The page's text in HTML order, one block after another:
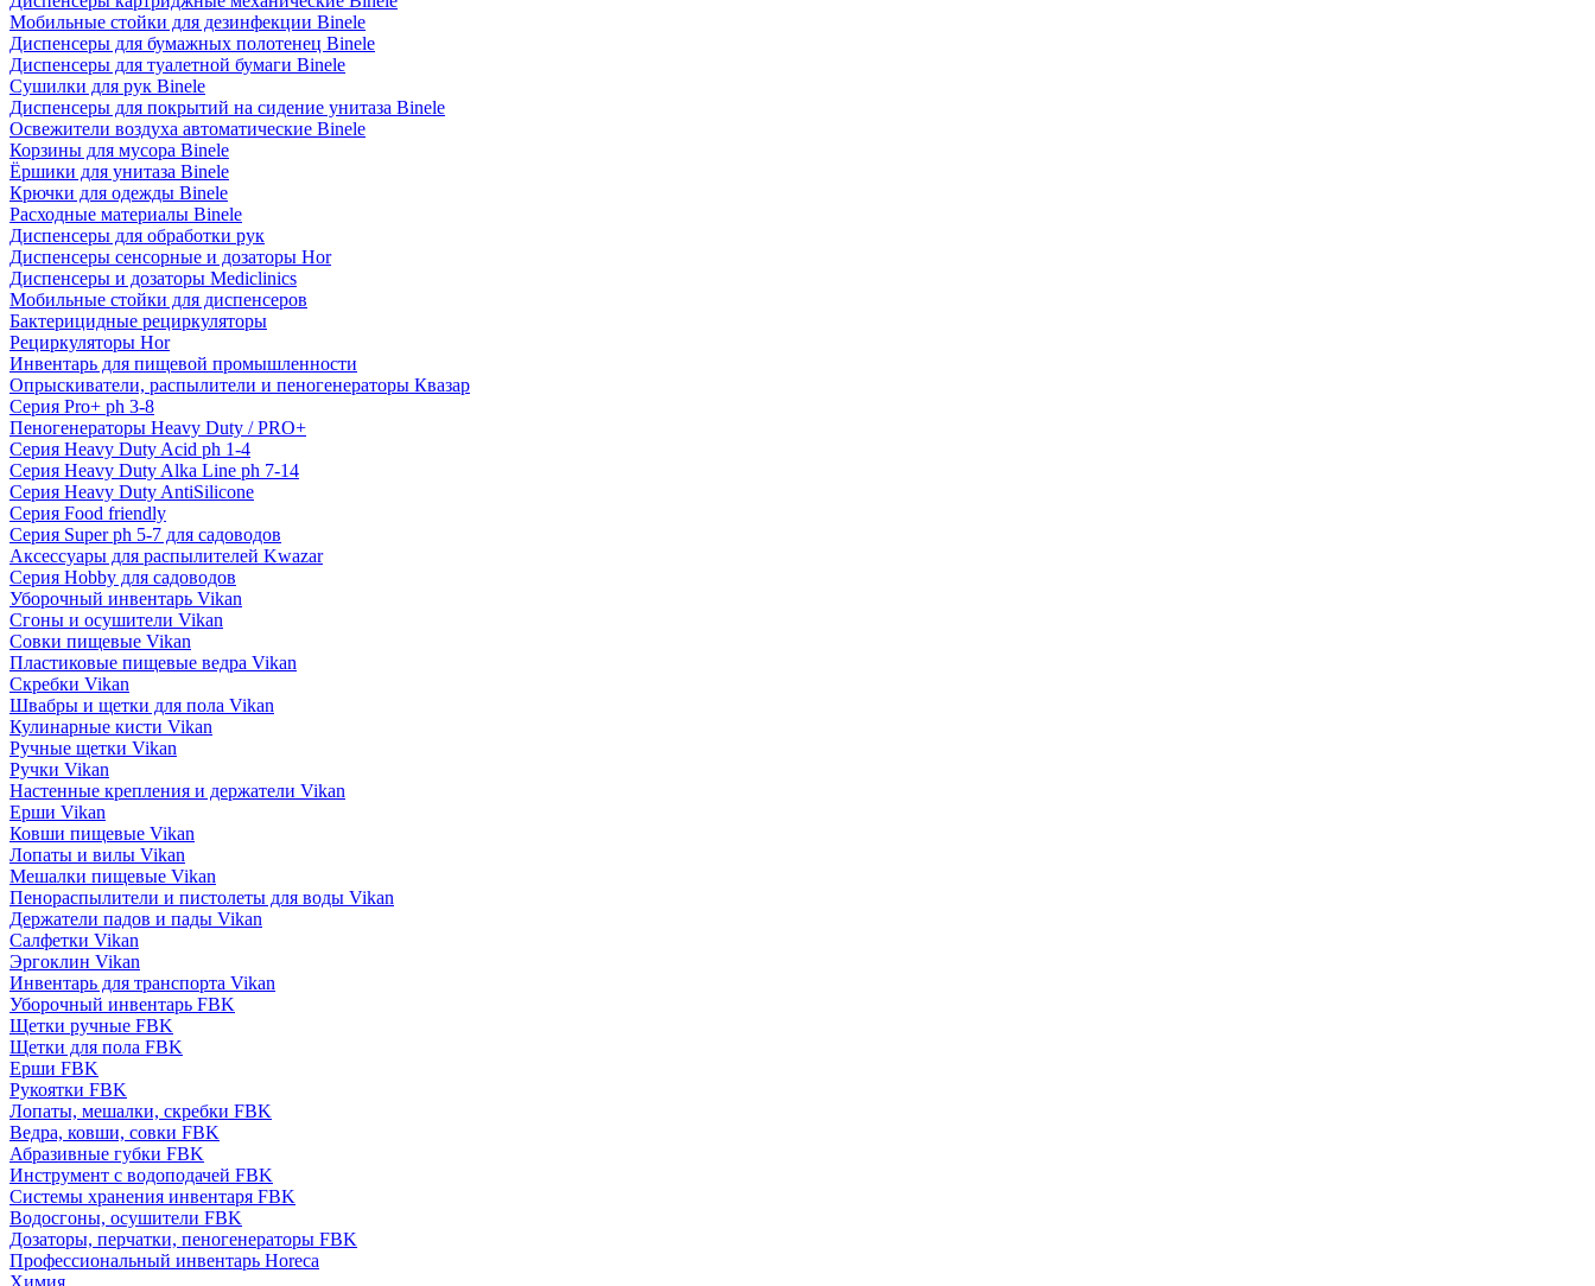
Мобильные стойки для дезинфекции Binele
Диспенсеры для бумажных полотенец Binele
Диспенсеры для туалетной бумаги Binele
Сушилки для рук Binele
Диспенсеры для покрытий на сидение унитаза Binele
Освежители воздуха автоматические Binele
Корзины для мусора Binele
Ёршики для унитаза Binele
Крючки для одежды Binele
Расходные материалы Binele
Диспенсеры для обработки рук
Диспенсеры сенсорные и дозаторы Hor
Диспенсеры и дозаторы Mediclinics
Мобильные стойки для диспенсеров
Бактерицидные рециркуляторы
Рециркуляторы Hor
Инвентарь для пищевой промышленности
Опрыскиватели, распылители и пеногенераторы Квазар
Серия Pro+ ph 3-8
Пеногенераторы Heavy Duty / PRO+
Серия Heavy Duty Acid ph 1-4
Серия Heavy Duty Alka Line ph 7-14
Серия Heavy Duty AntiSilicone
Серия Food friendly
Серия Super ph 5-7 для садоводов
Аксессуары для распылителей Kwazar
Серия Hobby для садоводов
Уборочный инвентарь Vikan
Сгоны и осушители Vikan
Совки пищевые Vikan
Пластиковые пищевые ведра Vikan
Скребки Vikan
Швабры и щетки для пола Vikan
Кулинарные кисти Vikan
Ручные щетки Vikan
Ручки Vikan
Настенные крепления и держатели Vikan
Ерши Vikan
Ковши пищевые Vikan
Лопаты и вилы Vikan
Мешалки пищевые Vikan
Пенораспылители и пистолеты для воды Vikan
Держатели падов и пады Vikan
Салфетки Vikan
Эргоклин Vikan
Инвентарь для транспорта Vikan
Уборочный инвентарь FBK
Щетки ручные FBK
Щетки для пола FBK
Ерши FBK
Рукоятки FBK
Лопаты, мешалки, скребки FBK
Ведра, ковши, совки FBK
Абразивные губки FBK
Инструмент с водоподачей FBK
Системы хранения инвентаря FBK
Водосгоны, осушители FBK
Дозаторы, перчатки, пеногенераторы FBK
Профессиональный инвентарь Horeca
Химия